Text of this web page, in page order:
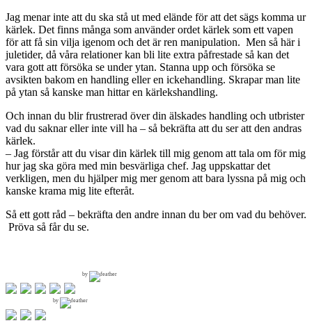
Jag menar inte att du ska stå ut med elände för att det sägs komma ur
kärlek. Det finns många som använder ordet kärlek som ett vapen
för att få sin vilja igenom och det är ren manipulation. Men så här i
juletider, då våra relationer kan bli lite extra påfrestade så kan det
vara gott att försöka se under ytan. Stanna upp och försöka se
avsikten bakom en handling eller en ickehandling. Skrapar man lite
på ytan så kanske man hittar en kärlekshandling.
Och innan du blir frustrerad över din älskades handling och utbrister
vad du saknar eller inte vill ha – så bekräfta att du ser att den andras
kärlek.
– Jag förstår att du visar din kärlek till mig genom att tala om för mig
hur jag ska göra med min besvärliga chef. Jag uppskattar det
verkligen, men du hjälper mig mer genom att bara lyssna på mig och
kanske krama mig lite efteråt.
Så ett gott råd – bekräfta den andre innan du ber om vad du behöver.
Pröva så får du se.
by
by